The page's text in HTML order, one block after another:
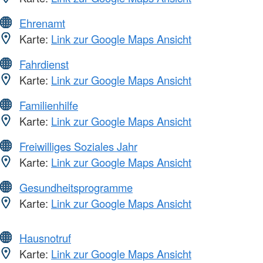
Ehrenamt
Karte: Link zur Google Maps Ansicht
Fahrdienst
Karte: Link zur Google Maps Ansicht
Familienhilfe
Karte: Link zur Google Maps Ansicht
Freiwilliges Soziales Jahr
Karte: Link zur Google Maps Ansicht
Gesundheitsprogramme
Karte: Link zur Google Maps Ansicht
Hausnotruf
Karte: Link zur Google Maps Ansicht